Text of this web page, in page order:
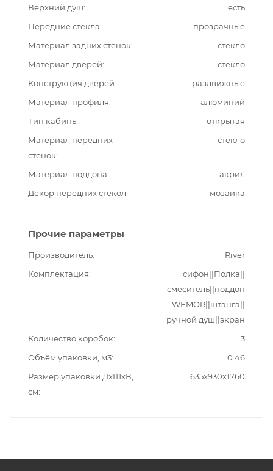
Верхний душ
есть
Передние стекла
прозрачные
Материал задних стенок
стекло
Материал дверей
стекло
Конструкция дверей
раздвижные
Материал профиля
алюминий
Тип кабины
открытая
Материал передних
стенок
стекло
Материал поддона
акрил
Декор передних стекол
мозаика
Прочие параметры
Производитель
River
Комплектация
сифон||Полка||
смеситель||поддон
WEMOR||штанга||
ручной душ||экран
Количество коробок
3
Объём упаковки, м3
0.46
Размер упаковки ДxШxВ,
см
635x930x1760